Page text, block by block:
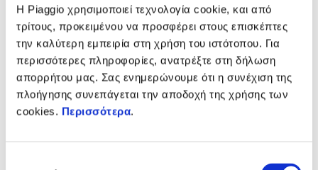
Η Piaggio χρησιμοποιεί τεχνολογία cookie, και από
τρίτους, προκειμένου να προσφέρει στους επισκέπτες
την καλύτερη εμπειρία στη χρήση του ιστότοπου. Για
περισσότερες πληροφορίες, ανατρέξτε στη δήλωση
απορρήτου μας. Σας ενημερώνουμε ότι η συνέχιση της
πλοήγησης συνεπάγεται την αποδοχή της χρήσης των
cookies. Περισσότερα.